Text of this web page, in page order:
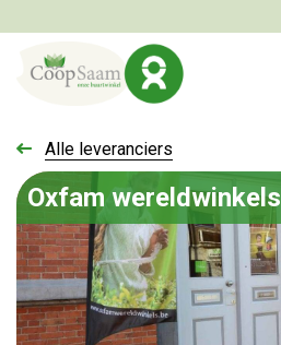
Alle leveranciers
Oxfam wereldwinkels